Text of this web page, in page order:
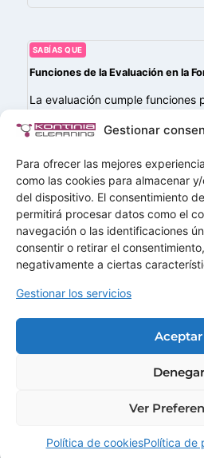
Gestionar
Para ofrecer las mejores
como las cookies para almacenar
del dispositivo. El consentimiento
permitirá procesar datos como el
navegación o las identificaciones
consentir o retirar el
negativamente a ciertas
Gestionar los servicios
Aceptar
Denegar
Ver
Política de cookiesPolítica de
SABÍAS QUE
Funciones de la Evaluación en la
La evaluación cumple funciones
información y acción para el
Demos
© 2026 · KONTINIA
Aviso legal·